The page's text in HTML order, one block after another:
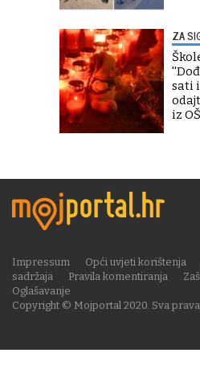
ZA
sati
iz
Copyright © Mojportal 2020. Sva
Impressum Opći uvjeti korištenja
sadržaja
Pravila komentiranja
Oglašavanje